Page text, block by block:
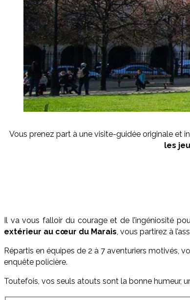
Vous prenez part à une visite-guidée originale et
les
Il va vous falloir du courage et de l’ingéniosité
extérieur au cœur du Marais, vous partirez à
Répartis en équipes de 2 à 7 aventuriers motivés,
enquête policière.
Toutefois, vos seuls atouts sont la bonne humeur,